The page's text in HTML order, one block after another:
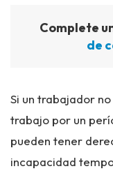
Complete
de
Si un trabajador
trabajo por un
pueden tener
incapacidad